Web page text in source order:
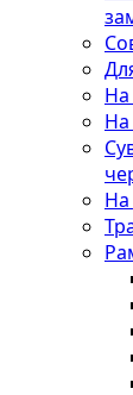
На
На
На